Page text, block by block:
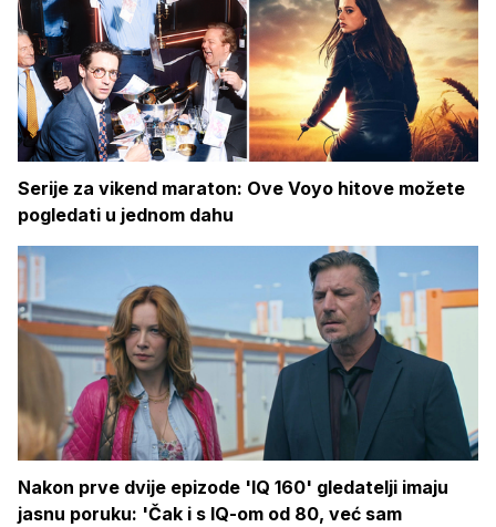
Serije za vikend maraton: Ove Voyo hitove možete
pogledati u jednom dahu
Nakon prve dvije epizode 'IQ 160' gledatelji imaju
jasnu poruku: 'Čak i s IQ-om od 80, već sam